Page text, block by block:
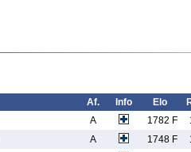
Af. Info Elo
A 1782 F
A 1748 F